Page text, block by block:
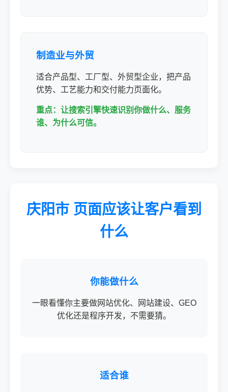
制造业与外贸
适合产品型、工厂型、外贸型企业，把产品
优势、工艺能力和交付能力页面化。
重点：让搜索引擎快速识别你做什么、服务
谁、为什么可信。
庆阳市 页面应该让客户看到
什么
你能做什么
一眼看懂你主要做网站优化、网站建设、GEO
优化还是程序开发，不需要猜。
适合谁